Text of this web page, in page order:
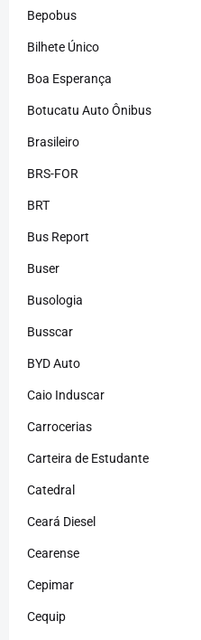
Bepobus
Bilhete Único
Boa Esperança
Botucatu Auto Ônibus
Brasileiro
BRS-FOR
BRT
Bus Report
Buser
Busologia
Busscar
BYD Auto
Caio Induscar
Carrocerias
Carteira de Estudante
Catedral
Ceará Diesel
Cearense
Cepimar
Cequip